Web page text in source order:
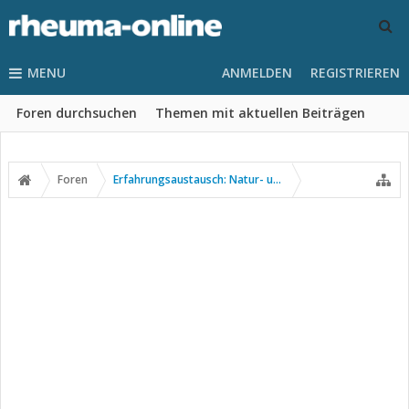
MENU
Foren durchsuchen Themen mit aktuellen Beiträgen
ANMELDEN REGISTRIEREN
Foren Erfahrungsaustausch: Natur- und Alternativmedizin